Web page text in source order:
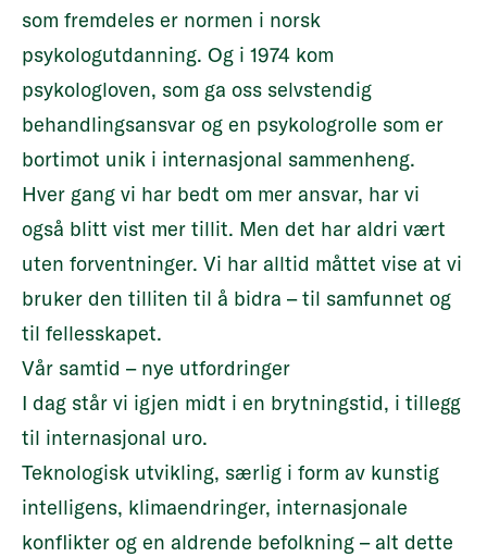
som fremdeles er normen i norsk
psykologutdanning. Og i 1974 kom
psykologloven, som ga oss selvstendig
behandlingsansvar og en psykologrolle som er
bortimot unik i internasjonal sammenheng.
Hver gang vi har bedt om mer ansvar, har vi
også blitt vist mer tillit. Men det har aldri vært
uten forventninger. Vi har alltid måttet vise at vi
bruker den tilliten til å bidra – til samfunnet og
til fellesskapet.
Vår samtid – nye utfordringer
I dag står vi igjen midt i en brytningstid, i tillegg
til internasjonal uro.
Teknologisk utvikling, særlig i form av kunstig
intelligens, klimaendringer, internasjonale
konflikter og en aldrende befolkning – alt dette